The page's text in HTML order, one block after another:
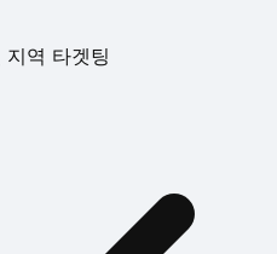
역 타겟팅